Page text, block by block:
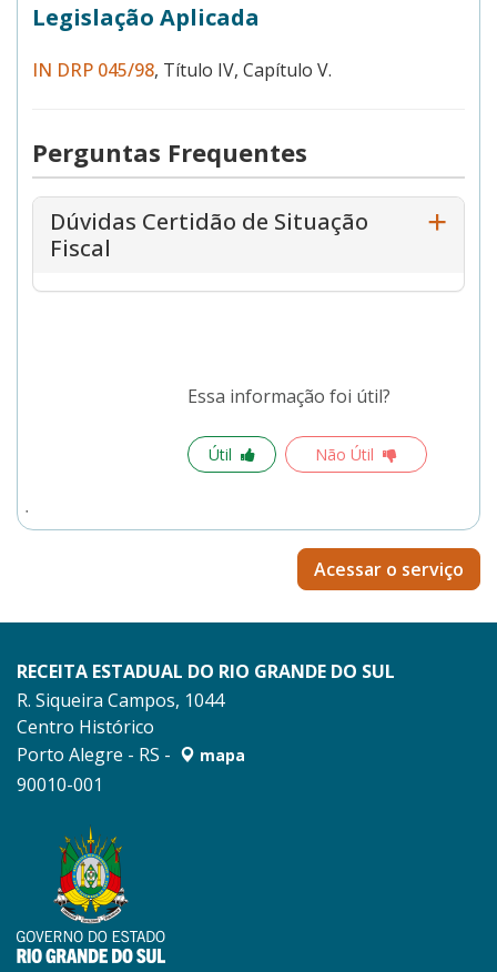
Legislação Aplicada
IN DRP 045/98, Título IV, Capítulo V.
Perguntas Frequentes
Dúvidas Certidão de Situação
Fiscal
Essa informação foi útil?
Útil Não Útil
Acessar o serviço
RECEITA ESTADUAL DO RIO GRANDE DO SUL
R. Siqueira Campos, 1044
Centro Histórico
Porto Alegre - RS -
mapa
90010-001